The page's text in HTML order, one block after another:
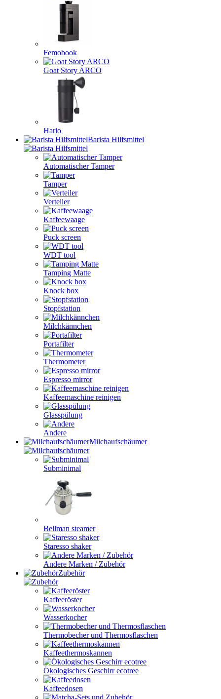
Femobook
Goat Story ARCO
Hario
Barista Hilfsmittel
Automatischer Tamper
Tamper
Verteiler
Kaffeewaage
Puck screen
WDT tool
Tamping Matte
Knock box
Stopfstation
Milchkännchen
Portafilter
Thermometer
Espresso mirror
Kaffeemaschine reinigen
Glasspülung
Andere
Milchaufschäumer
Subminimal
Bellman steamer
Staresso shaker
Andere Marken / Zubehör
Zubehör
Kaffeeröster
Wasserkocher
Thermobecher und Thermosflaschen
Kaffeethermoskannen
Ökologisches Geschirr ecotree
Kaffeedosen